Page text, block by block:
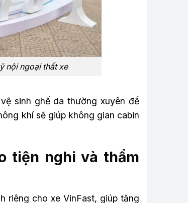
nội ngoại thất xe
sinh ghế da thường xuyên để
khí sẽ giúp không gian cabin
tiện nghi và thẩm
riêng cho xe VinFast, giúp tăng